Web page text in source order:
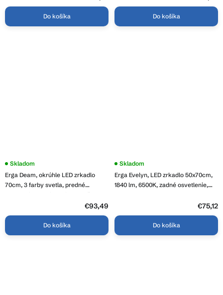
Do košíka
proti zapareniu, ERG-V01-GWEN-
Do košíka
Erga Deam, okrúhle LED zrkadlo
70cm, 3 farby svetla, predné
osvetlenie, vyhrievacia podložka
proti zapareniu, ERG-V01-Deam-
7070-CL
Priemerné
produktu
je
Skladom
€93,49
Do košíka
Erga Evelyn, LED zrkadlo 50x70cm,
1840 lm, 6500K, zadné osvetlenie,
Skladom
€75,12
Do košíka